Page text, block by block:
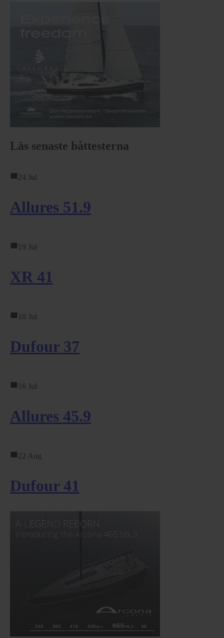
Läs senaste båttesterna
24 Jul
Allures 51.9
19 Jul
XR 41
18 Jul
Dufour 37
16 Jul
Allures 45.9
22 Aug
Dufour 41